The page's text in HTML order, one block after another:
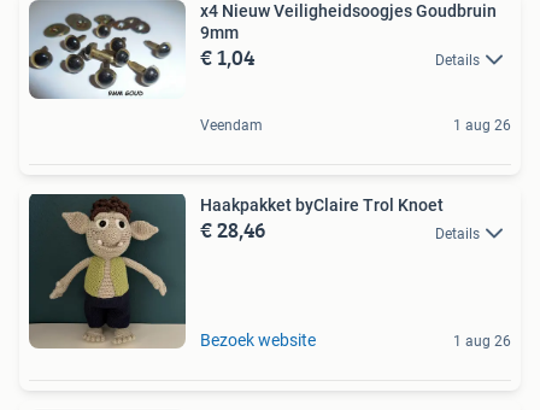
x4 Nieuw Veiligheidsoogjes Goudbruin
9mm
€ 1,04 Details
Veendam 1 aug 26
Haakpakket byClaire Trol Knoet
€ 28,46 Details
Bezoek website 1 aug 26